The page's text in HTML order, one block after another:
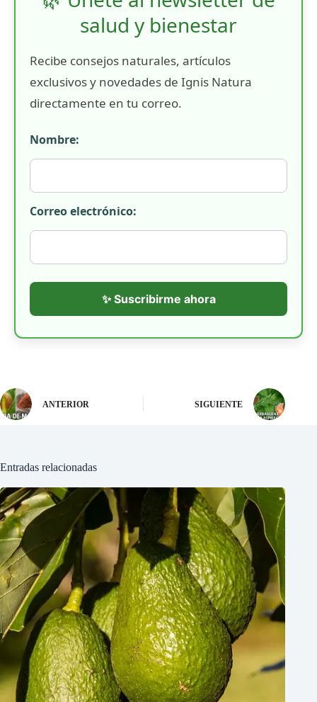
salud y bienestar
Recibe consejos naturales, artículos
exclusivos y novedades de Ignis Natura
directamente en tu correo.
Nombre:
Correo electrónico:
✨ Suscribirme ahora
ANTERIOR SIGUIENTE
Entradas relacionadas